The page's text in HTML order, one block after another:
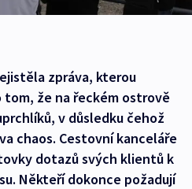
zpráva, kterou
že na řeckém ostrově
v důsledku čehož
chaos. Cestovní kanceláře
dotazů svých klientů k
Někteří dokonce požadují